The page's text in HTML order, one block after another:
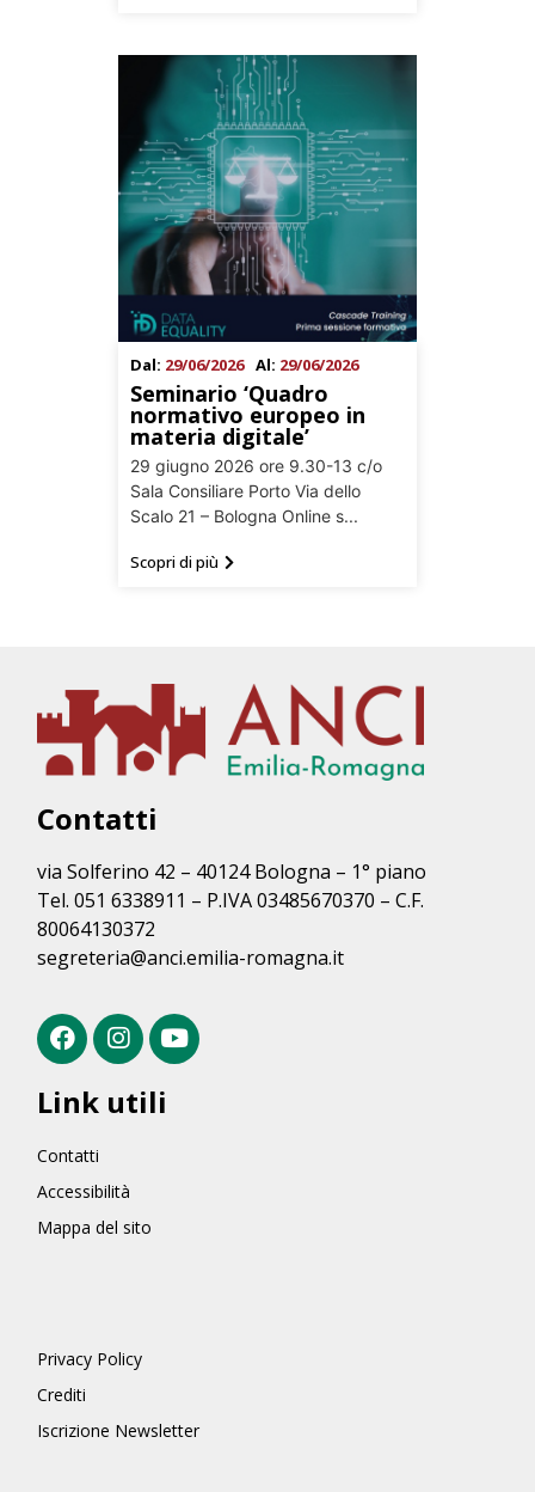
Dal: 29/06/2026 Al: 29/06/2026
Seminario ‘Quadro
normativo europeo in
materia digitale’
29 giugno 2026 ore 9.30-13 c/o
Sala Consiliare Porto Via dello
Scalo 21 – Bologna Online s...
Scopri di più
Contatti
via Solferino 42 – 40124 Bologna – 1° piano
Tel. 051 6338911 – P.IVA 03485670370 – C.F.
80064130372
segreteria@anci.emilia-romagna.it
Link utili
Contatti
Accessibilità
Mappa del sito
Privacy Policy
Crediti
Iscrizione Newsletter